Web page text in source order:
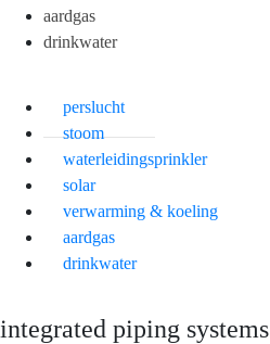
aardgas
drinkwater
perslucht
stoom
waterleidingsprinkler
solar
verwarming & koeling
aardgas
drinkwater
integrated piping systems